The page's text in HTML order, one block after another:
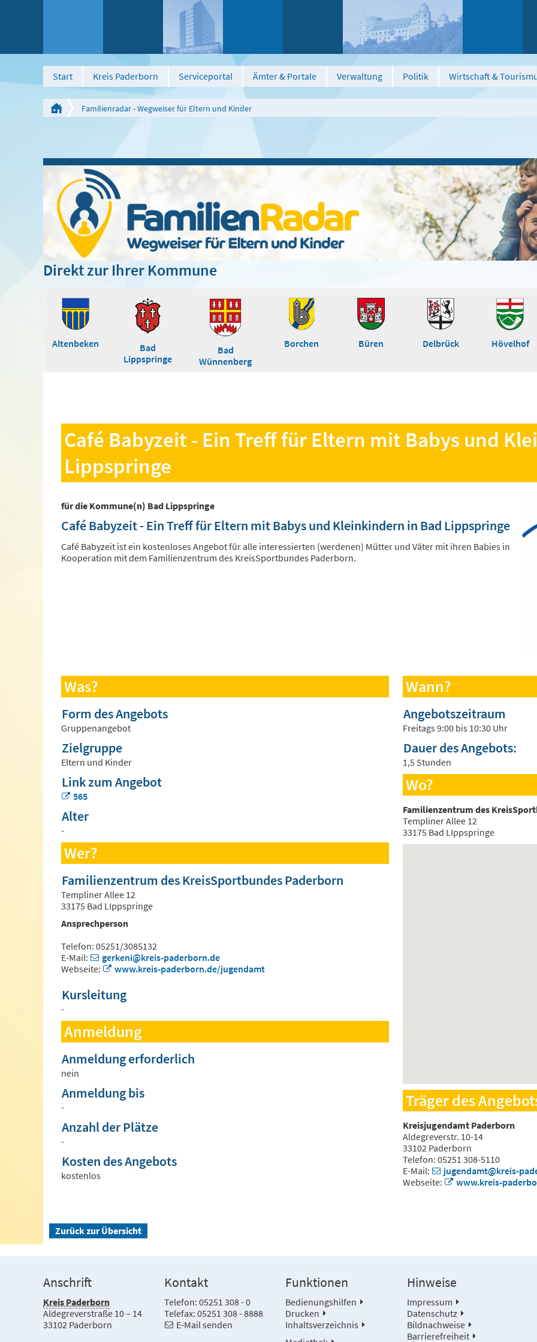
Start Kreis Paderborn Serviceportal Ämter & Portale Verwaltung Politik Wirtschaft &
Familienradar - Wegweiser für Eltern und Kinder
Direkt zur Ihrer Kommune
Altenbeken
Bad
Lippspringe
Bad
Wünnenberg
Borchen Büren Delbrück Hövelhof
Café Babyzeit - Ein Treff für Eltern mit Babys und
Lippspringe
für die Kommune(n) Bad Lippspringe
Café Babyzeit - Ein Treff für Eltern mit Babys und Kleinkindern in Bad Lippspringe
Café Babyzeit ist ein kostenloses Angebot für alle interessierten (werdenen) Mütter und Väter mit ihren Babies in
Kooperation mit dem Familienzentrum des KreisSportbundes Paderborn.
Was?
Form des Angebots
Gruppenangebot
Zielgruppe
Eltern und Kinder
Link zum Angebot
565
Alter
-
Wer?
Familienzentrum des KreisSportbundes Paderborn
Templiner Allee 12
33175 Bad LIppspringe
Ansprechperson
Telefon: 05251/3085132
E-Mail:
gerkeni@kreis-paderborn.de
Webseite:
www.kreis-paderborn.de/jugendamt
Kursleitung
-
Anmeldung
Anmeldung erforderlich
nein
Anmeldung bis
-
Anzahl der Plätze
-
Kosten des Angebots
kostenlos
Wann?
Angebotszeitraum
Freitags 9:00 bis 10:30 Uhr
Dauer des Angebots:
1,5 Stunden
Wo?
Familienzentrum des
Templiner Allee 12
33175 Bad LIppspringe
Träger des
Kreisjugendamt Paderborn
Aldegreverstr. 10-14
33102 Paderborn
Telefon: 05251 308-5110
E-Mail:
jugendamt@kreis-
Webseite:
www.kreis-
Zurück zur Übersicht
Anschrift
Kreis Paderborn
Aldegreverstraße 10 – 14
33102 Paderborn
Kontakt
Telefon: 05251 308 - 0
Telefax: 05251 308 - 8888
E-Mail senden
Funktionen
Bedienungshilfen
Drucken
Inhaltsverzeichnis
Hinweise
Impressum
Datenschutz
Bildnachweise
Barrierefreiheit